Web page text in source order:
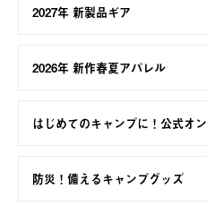
2027年 新製品ギア
2026年 新作春夏アパレル
はじめてのキャンプに！公式オ
防災！備えるキャンプグッズ